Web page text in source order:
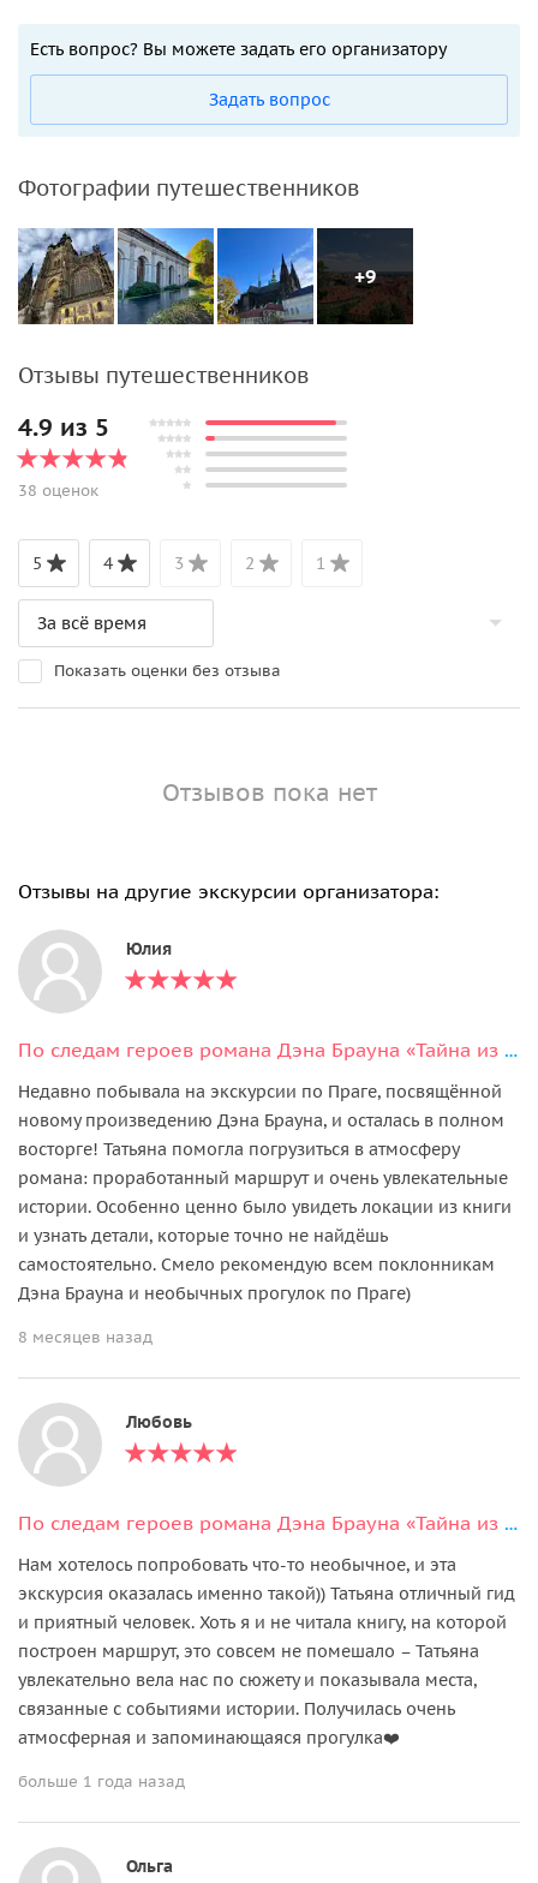
Есть вопрос? Вы можете задать его организатору
Задать вопрос
Фотографии путешественников
+9
Отзывы путешественников
4.9 из 5
38 оценок
5 4 3 2 1
Показать оценки без отзыва
Отзывов пока нет
Отзывы на другие экскурсии организатора:
Юлия
По следам героев романа Дэна Брауна «Тайна из тайн» в Праге
Недавно побывала на экскурсии по Праге, посвящённой
новому произведению Дэна Брауна, и осталась в полном
восторге! Татьяна помогла погрузиться в атмосферу
романа: проработанный маршрут и очень увлекательные
истории. Особенно ценно было увидеть локации из книги
и узнать детали, которые точно не найдёшь
самостоятельно. Смело рекомендую всем поклонникам
Дэна Брауна и необычных прогулок по Праге)
8 месяцев назад
Любовь
По следам героев романа Дэна Брауна «Тайна из тайн» в Праге
Нам хотелось попробовать что-то необычное, и эта
экскурсия оказалась именно такой)) Татьяна отличный гид
и приятный человек. Хоть я и не читала книгу, на которой
построен маршрут, это совсем не помешало – Татьяна
увлекательно вела нас по сюжету и показывала места,
связанные с событиями истории. Получилась очень
атмосферная и запоминающаяся прогулка❤️
больше 1 года назад
Ольга